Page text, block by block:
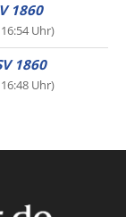
1860
Uhr)
1860
Uhr)